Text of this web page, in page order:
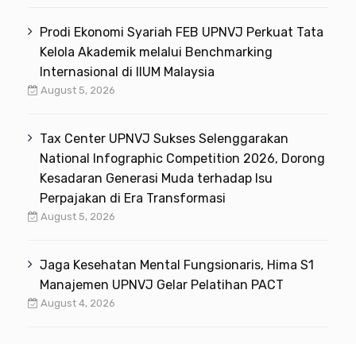
Prodi Ekonomi Syariah FEB UPNVJ Perkuat Tata
Kelola Akademik melalui Benchmarking
Internasional di IIUM Malaysia
August 5, 2026
Tax Center UPNVJ Sukses Selenggarakan
National Infographic Competition 2026, Dorong
Kesadaran Generasi Muda terhadap Isu
Perpajakan di Era Transformasi
August 5, 2026
Jaga Kesehatan Mental Fungsionaris, Hima S1
Manajemen UPNVJ Gelar Pelatihan PACT
August 4, 2026